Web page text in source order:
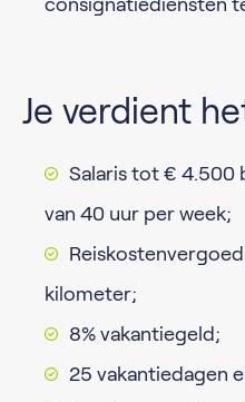
consignatiediensten
Je verdient
Salaris tot € 4.500
van 40 uur per week;
kilometer;
8% vakantiegeld;
25 vakantiedagen